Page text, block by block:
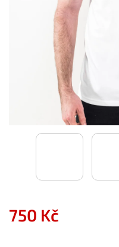
750 Kč